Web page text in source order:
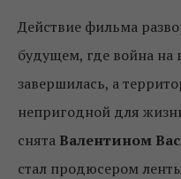
Действие фильма
будущем, где война на
завершилась, а
непригодной для
снята Валентином
стал продюсером